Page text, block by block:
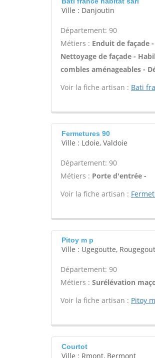
Ville : Danjoutin
Département: 90
Métiers : Enduit de façade
Nettoyage de façade -
combles aménageables -
Voir la fiche artisan : Bati
Fermetures 90
Ville : Ldoie, Valdoie
Département: 90
Métiers : Porte d'entrée -
Voir la fiche artisan :
Pitoy m p
Ville : Ugegoutte,
Département: 90
Métiers : Surélévation
Voir la fiche artisan : Pitoy
Courtot
Ville : Rmont, Bermont